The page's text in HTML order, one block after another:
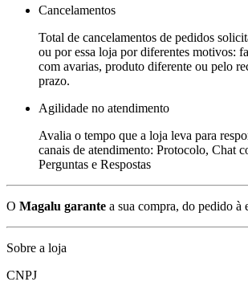
Cancelamentos
Total de cancelamentos de pedidos
ou por essa loja por diferentes motivos:
com avarias, produto diferente ou pelo
prazo.
Agilidade no atendimento
Avalia o tempo que a loja leva para
canais de atendimento: Protocolo, Chat
Perguntas e Respostas
O Magalu garante a sua compra, do pedido à
Sobre a loja
CNPJ